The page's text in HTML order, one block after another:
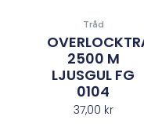
Tråd
2500 M
LJUSGUL FG
0104
37,00 kr